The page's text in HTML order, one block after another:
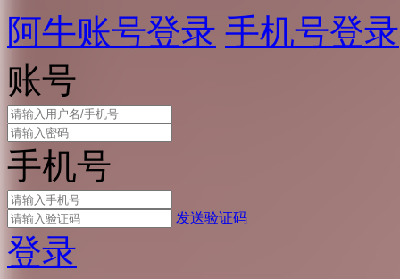
阿牛账号登录 手机号登录
账号
手机号
发送验证码
登录